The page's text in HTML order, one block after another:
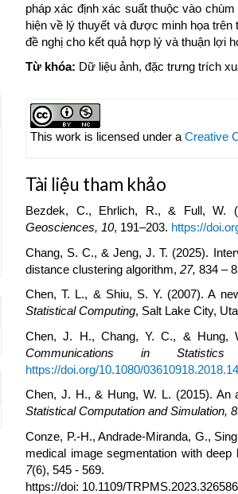
pháp xác định xác suất thuộc vào
hiện về lý thuyết và được minh họa trên
đề nghị cho kết quả hợp lý và thuận lợi
Từ khóa: Dữ liệu ảnh, đặc trưng trích
Article
Details
This work is licensed under a Creative
Tài liệu tham khảo
Bezdek, C., Ehrlich, R., & Full, W.
Geosciences, 10, 191–203. https://
Chang, S. C., & Jeng, J. T. (2025).
distance clustering algorithm, 27, 834 –
Chen, T. L., & Shiu, S. Y. (2007). A
Statistical Computing, Salt Lake City,
Chen, J. H., Chang, Y. C., & Hung,
Communications in
https://doi.org/10.1080/
Chen, J. H., & Hung, W. L. (2015). An
Statistical Computation and Simulation,
Conze, P.-H., Andrade-Miranda, G.,
medical image segmentation with deep
7(6), 545 - 569.
https://doi: 10.1109/